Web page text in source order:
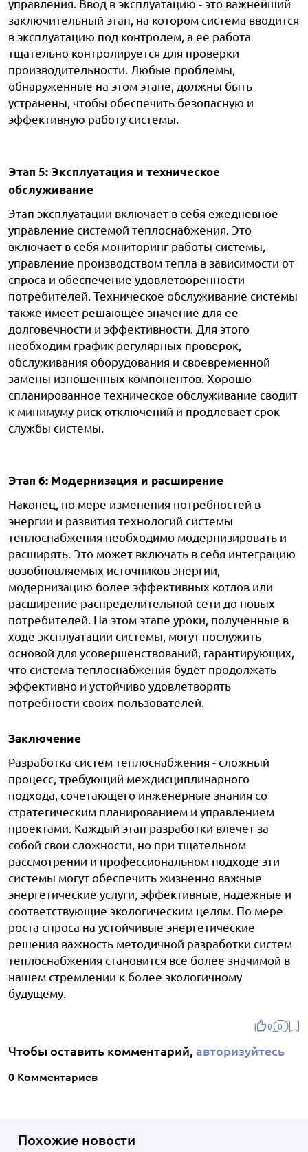
управления. Ввод в эксплуатацию - это важнейший
заключительный этап, на котором система вводится
в эксплуатацию под контролем, а ее работа
тщательно контролируется для проверки
производительности. Любые проблемы,
обнаруженные на этом этапе, должны быть
устранены, чтобы обеспечить безопасную и
эффективную работу системы.
Этап 5: Эксплуатация и техническое
обслуживание
Этап эксплуатации включает в себя ежедневное
управление системой теплоснабжения. Это
включает в себя мониторинг работы системы,
управление производством тепла в зависимости от
спроса и обеспечение удовлетворенности
потребителей. Техническое обслуживание системы
также имеет решающее значение для ее
долговечности и эффективности. Для этого
необходим график регулярных проверок,
обслуживания оборудования и своевременной
замены изношенных компонентов. Хорошо
спланированное техническое обслуживание сводит
к минимуму риск отключений и продлевает срок
службы системы.
Этап 6: Модернизация и расширение
Наконец, по мере изменения потребностей в
энергии и развития технологий системы
теплоснабжения необходимо модернизировать и
расширять. Это может включать в себя интеграцию
возобновляемых источников энергии,
модернизацию более эффективных котлов или
расширение распределительной сети до новых
потребителей. На этом этапе уроки, полученные в
ходе эксплуатации системы, могут послужить
основой для усовершенствований, гарантирующих,
что система теплоснабжения будет продолжать
эффективно и устойчиво удовлетворять
потребности своих пользователей.
Заключение
Разработка систем теплоснабжения - сложный
процесс, требующий междисциплинарного
подхода, сочетающего инженерные знания со
стратегическим планированием и управлением
проектами. Каждый этап разработки влечет за
собой свои сложности, но при тщательном
рассмотрении и профессиональном подходе эти
системы могут обеспечить жизненно важные
энергетические услуги, эффективные, надежные и
соответствующие экологическим целям. По мере
роста спроса на устойчивые энергетические
решения важность методичной разработки систем
теплоснабжения становится все более значимой в
нашем стремлении к более экологичному
будущему.
0 0
Чтобы оставить комментарий, авторизуйтесь
0 Комментариев
Похожие новости